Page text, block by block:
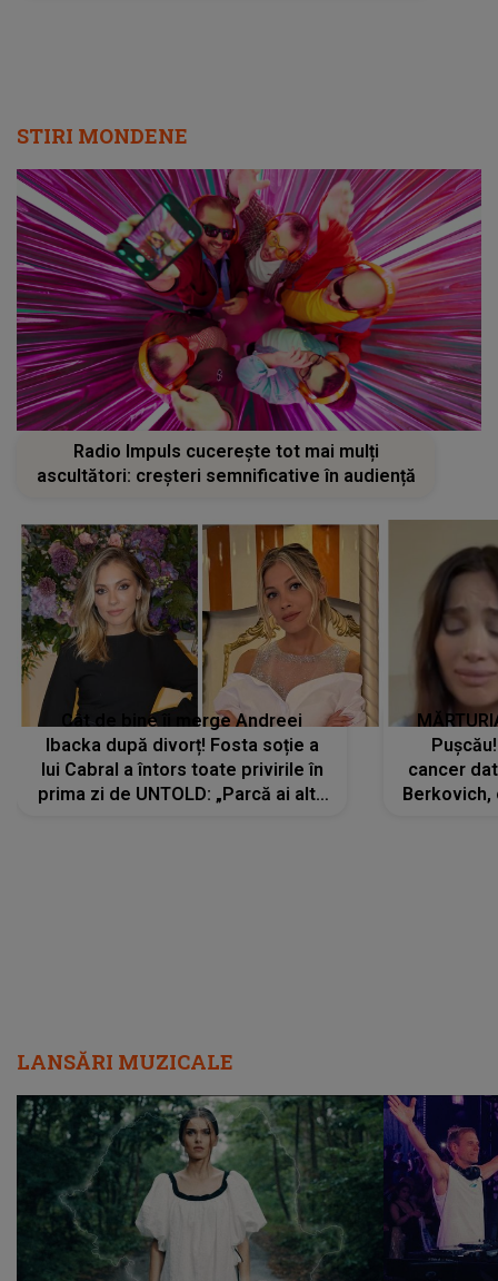
STIRI MONDENE
Radio Impuls cucerește tot mai mulți
ascultători: creșteri semnificative în audiență
Cât de bine îi merge Andreei
Ibacka după divorț! Fosta soție a
lui Cabral a întors toate privirile în
prima zi de UNTOLD: „Parcă ai altă
cancer
Berkovich,
LANSĂRI MUZICALE